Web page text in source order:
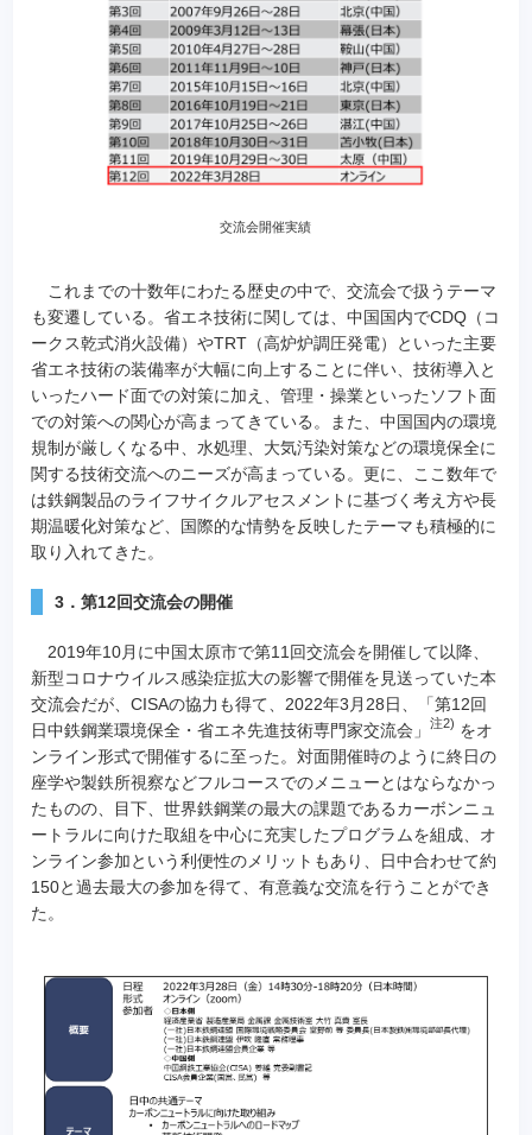
交流会開催実績
これまでの十数年にわたる歴史の中で、交流会で扱うテーマ
も変遷している。省エネ技術に関しては、中国国内でCDQ（コ
ークス乾式消火設備）やTRT（高炉炉調圧発電）といった主要
省エネ技術の装備率が大幅に向上することに伴い、技術導入と
いったハード面での対策に加え、管理・操業といったソフト面
での対策への関心が高まってきている。また、中国国内の環境
規制が厳しくなる中、水処理、大気汚染対策などの環境保全に
関する技術交流へのニーズが高まっている。更に、ここ数年で
は鉄鋼製品のライフサイクルアセスメントに基づく考え方や長
期温暖化対策など、国際的な情勢を反映したテーマも積極的に
取り入れてきた。
3．第12回交流会の開催
2019年10月に中国太原市で第11回交流会を開催して以降、
新型コロナウイルス感染症拡大の影響で開催を見送っていた本
交流会だが、CISAの協力も得て、2022年3月28日、「第12回
日中鉄鋼業環境保全・省エネ先進技術専門家交流会」
注2) をオ
ンライン形式で開催するに至った。対面開催時のように終日の
座学や製鉄所視察などフルコースでのメニューとはならなかっ
たものの、目下、世界鉄鋼業の最大の課題であるカーボンニュ
ートラルに向けた取組を中心に充実したプログラムを組成、オ
ンライン参加という利便性のメリットもあり、日中合わせて約
150と過去最大の参加を得て、有意義な交流を行うことができ
た。